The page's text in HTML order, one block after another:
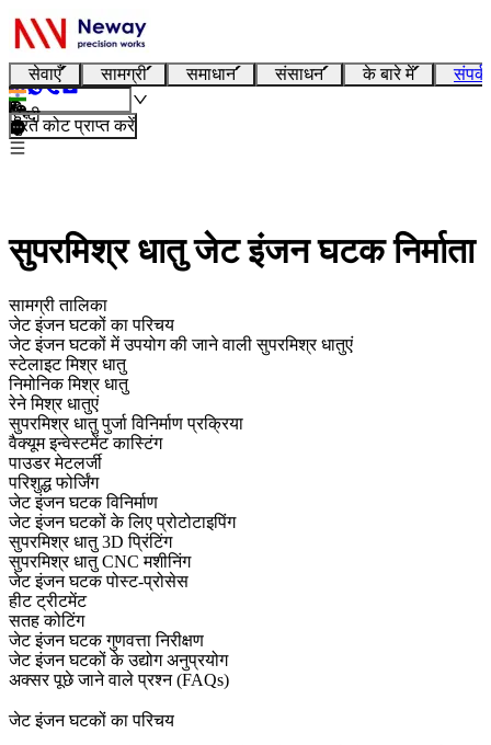
सेवाएँ सामग्री समाधान संसाधन के बारे में
हिन्दी
तुरंत कोट प्राप्त करें
सुपरमिश्र धातु जेट इंजन घटक निर्माता
सामग्री तालिका
जेट इंजन घटकों का परिचय
जेट इंजन घटकों में उपयोग की जाने वाली सुपरमिश्र धातुएं
स्टेलाइट मिश्र धातु
निमोनिक मिश्र धातु
रेने मिश्र धातुएं
सुपरमिश्र धातु पुर्जा विनिर्माण प्रक्रिया
वैक्यूम इन्वेस्टमेंट कास्टिंग
पाउडर मेटलर्जी
परिशुद्ध फोर्जिंग
जेट इंजन घटक विनिर्माण
जेट इंजन घटकों के लिए प्रोटोटाइपिंग
सुपरमिश्र धातु 3D प्रिंटिंग
सुपरमिश्र धातु CNC मशीनिंग
जेट इंजन घटक पोस्ट-प्रोसेस
हीट ट्रीटमेंट
सतह कोटिंग
जेट इंजन घटक गुणवत्ता निरीक्षण
जेट इंजन घटकों के उद्योग अनुप्रयोग
अक्सर पूछे जाने वाले प्रश्न (FAQs)
जेट इंजन घटकों का परिचय